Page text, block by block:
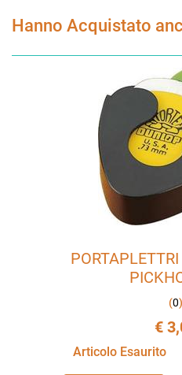
Hanno Acquistato
(0)
€
Articolo Esaurito